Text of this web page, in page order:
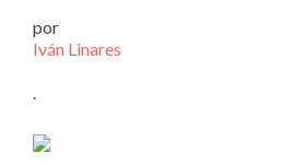
por
Iván Linares